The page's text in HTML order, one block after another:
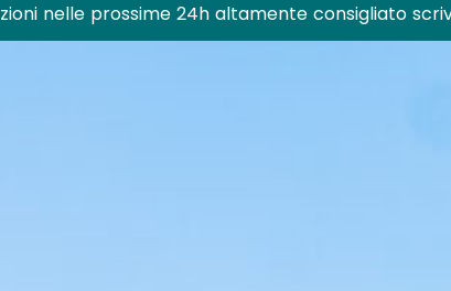
nelle prossime 24h altamente consigliato